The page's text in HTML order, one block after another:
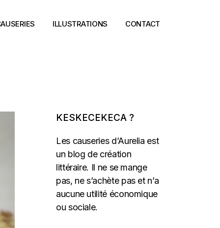
ILLUSTRATIONS CONTACT
KESKECEKECA ?
Les causeries d’Aurelia est
un blog de création
littéraire. Il ne se mange
pas, ne s’achète pas et n’a
aucune utilité économique
ou sociale.